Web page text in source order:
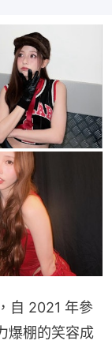
自 2021 年參
爆棚的笑容成